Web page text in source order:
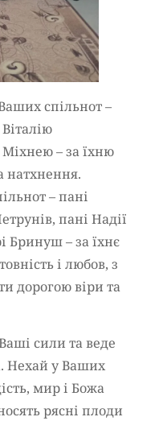
спільнот –
– за їхню
натхнення.
– пані
пані Надії
Бринуш – за їхнє
і любов, з
дорогою віри та
сили та веде
Нехай у Ваших
мир і Божа
рясні плоди